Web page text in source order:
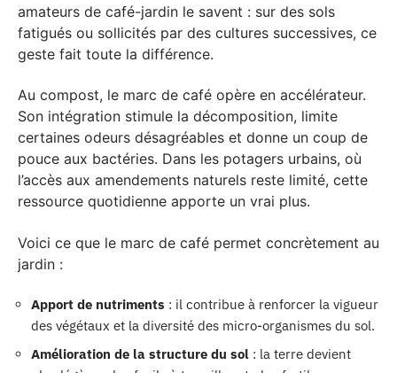
amateurs de café-jardin le savent : sur des sols
fatigués ou sollicités par des cultures successives, ce
geste fait toute la différence.
Au compost, le marc de café opère en accélérateur.
Son intégration stimule la décomposition, limite
certaines odeurs désagréables et donne un coup de
pouce aux bactéries. Dans les potagers urbains, où
l’accès aux amendements naturels reste limité, cette
ressource quotidienne apporte un vrai plus.
Voici ce que le marc de café permet concrètement au
jardin :
Apport de nutriments : il contribue à renforcer la vigueur
des végétaux et la diversité des micro-organismes du sol.
Amélioration de la structure du sol : la terre devient